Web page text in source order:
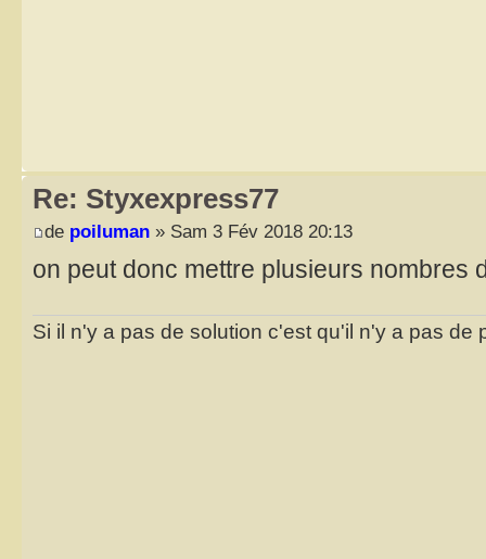
Re: Styxexpress77
de poiluman » Sam 3 Fév 2018 20:13
on peut donc mettre plusieurs nombres
Si il n'y a pas de solution c'est qu'il n'y a pas de